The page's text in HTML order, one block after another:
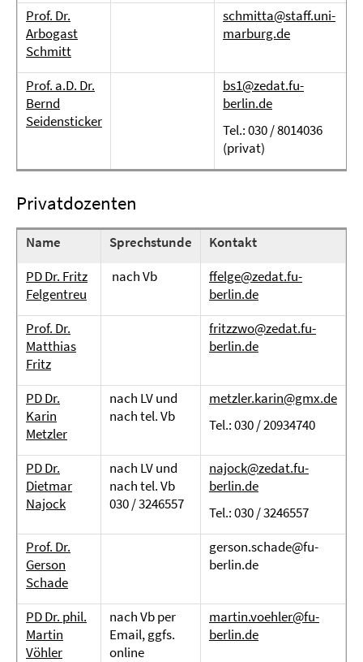
Prof. Dr.
Arbogast
Schmitt
schmitta@staff.uni-
marburg.de
Prof. a.D. Dr.
Bernd
Seidensticker
bs1@zedat.fu-
berlin.de
Tel.: 030 / 8014036
(privat)
Privatdozenten
Name Sprechstunde
Kontakt
PD Dr. Fritz
Felgentreu
nach Vb
ffelge@zedat.fu-
berlin.de
Prof. Dr.
Matthias
Fritz
fritzzwo@zedat.fu-
berlin.de
PD Dr.
Karin
Metzler
nach LV und
nach tel. Vb
metzler.karin@gmx.de
Tel.: 030 / 20934740
PD Dr.
Dietmar
Najock
nach LV und
nach tel. Vb
030 / 3246557
najock@zedat.fu-
berlin.de
Tel.: 030 / 3246557
Prof. Dr.
Gerson
Schade
gerson.schade@fu-
berlin.de
PD Dr. phil.
Martin
Vöhler
nach Vb per
Email, ggfs.
online
martin.voehler@fu-
berlin.de